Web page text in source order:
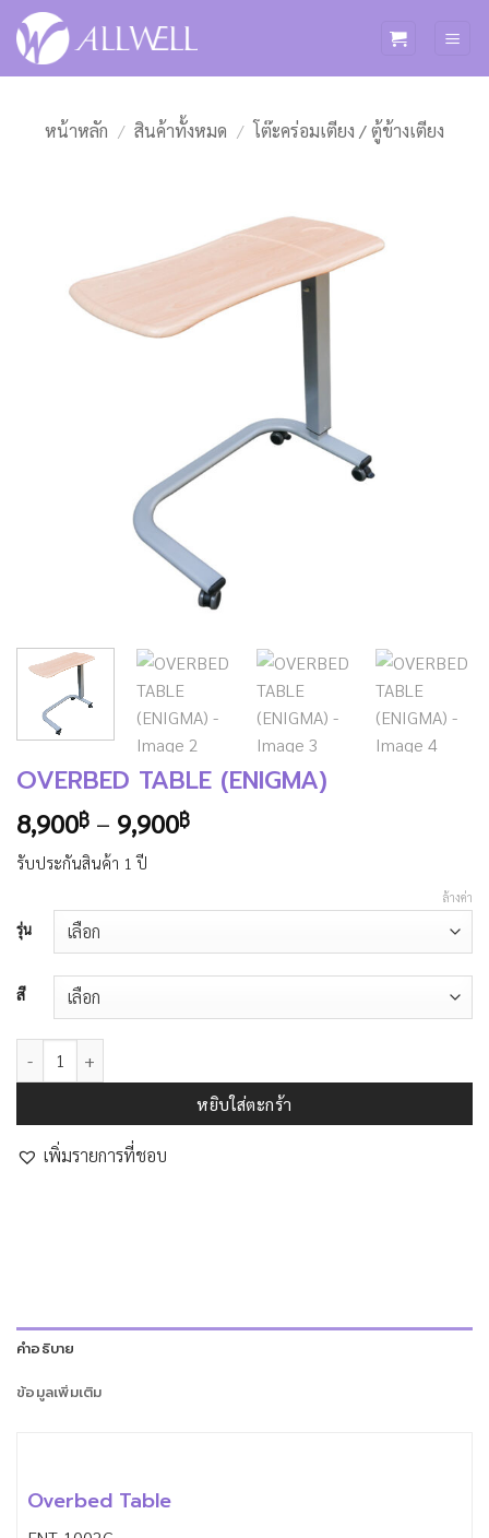
ข้าม
ไป
หน้าหลัก / สินค้าทั้งหมด / โต๊ะคร่อมเตียง / ตู้ข้างเตียง
OVERBED TABLE (ENIGMA)
8,900฿ – 9,900฿Price
รับประกันสินค้า 1 ปี
รุ่น
สี
ล้างค่า
หยิบใส่ตะกร้า
เพิ่มรายการที่ชอบ
คำอธิบาย
ข้อมูลเพิ่มเติม
Overbed Table